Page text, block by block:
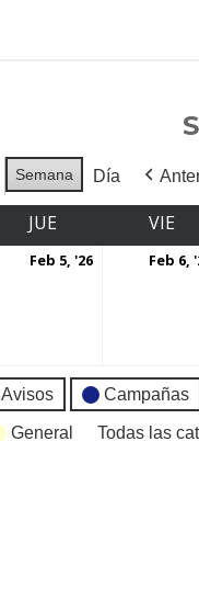
Semana Día
JUE VIE
Feb 5, '26 Feb 6,
Avisos Campañas
General Todas las